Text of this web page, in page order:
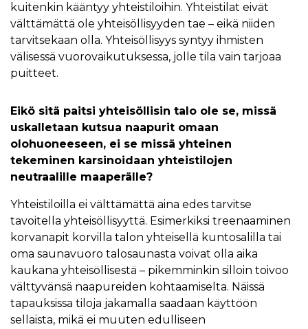
kuitenkin kääntyy yhteistiloihin. Yhteistilat eivät
välttämättä ole yhteisöllisyyden tae – eikä niiden
tarvitsekaan olla. Yhteisöllisyys syntyy ihmisten
välisessä vuorovaikutuksessa, jolle tila vain tarjoaa
puitteet.
Eikö sitä paitsi yhteisöllisin talo ole se, missä
uskalletaan kutsua naapurit omaan
olohuoneeseen, ei se missä yhteinen
tekeminen karsinoidaan yhteistilojen
neutraalille maaperälle?
Yhteistiloilla ei välttämättä aina edes tarvitse
tavoitella yhteisöllisyyttä. Esimerkiksi treenaaminen
korvanapit korvilla talon yhteisellä kuntosalilla tai
oma saunavuoro talosaunasta voivat olla aika
kaukana yhteisöllisestä – pikemminkin silloin toivoo
välttyvänsä naapureiden kohtaamiselta. Näissä
tapauksissa tiloja jakamalla saadaan käyttöön
sellaista, mikä ei muuten edulliseen